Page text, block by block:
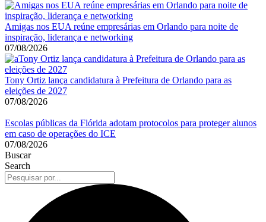
Amigas nos EUA reúne empresárias em Orlando para noite de
inspiração, liderança e networking
07/08/2026
Tony Ortiz lança candidatura à Prefeitura de Orlando para as
eleições de 2027
07/08/2026
Escolas públicas da Flórida adotam protocolos para proteger alunos
em caso de operações do ICE
07/08/2026
Buscar
Search